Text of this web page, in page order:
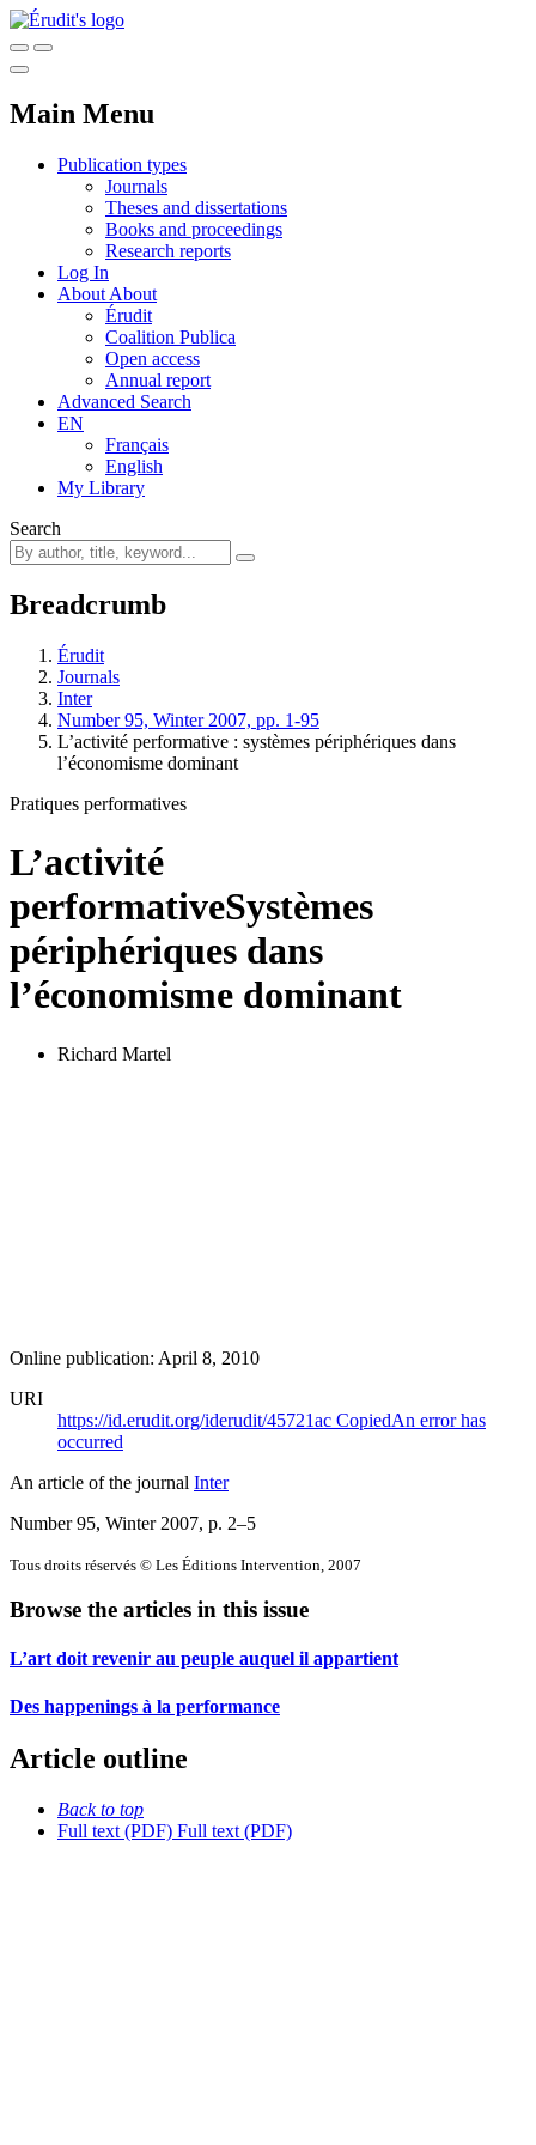
Main Menu
Publication types
Journals
Theses and dissertations
Books and proceedings
Research reports
Log In
About About
Érudit
Coalition Publica
Open access
Annual report
Advanced Search
EN
Français
English
My Library
Search
Breadcrumb
Érudit
Journals
Inter
Number 95, Winter 2007, pp. 1-95
L’activité performative : systèmes périphériques dans
l’économisme dominant
Pratiques performatives
L’activité
performativeSystèmes
périphériques dans
l’économisme dominant
Richard Martel
Online publication: April 8, 2010
URI
https://id.erudit.org/iderudit/45721ac CopiedAn error has
occurred
An article of the journal Inter
Number 95, Winter 2007, p. 2–5
Tous droits réservés © Les Éditions Intervention, 2007
Browse the articles in this issue
L’art doit revenir au peuple auquel il appartient
Des happenings à la performance
Article outline
Back to top
Full text (PDF) Full text (PDF)